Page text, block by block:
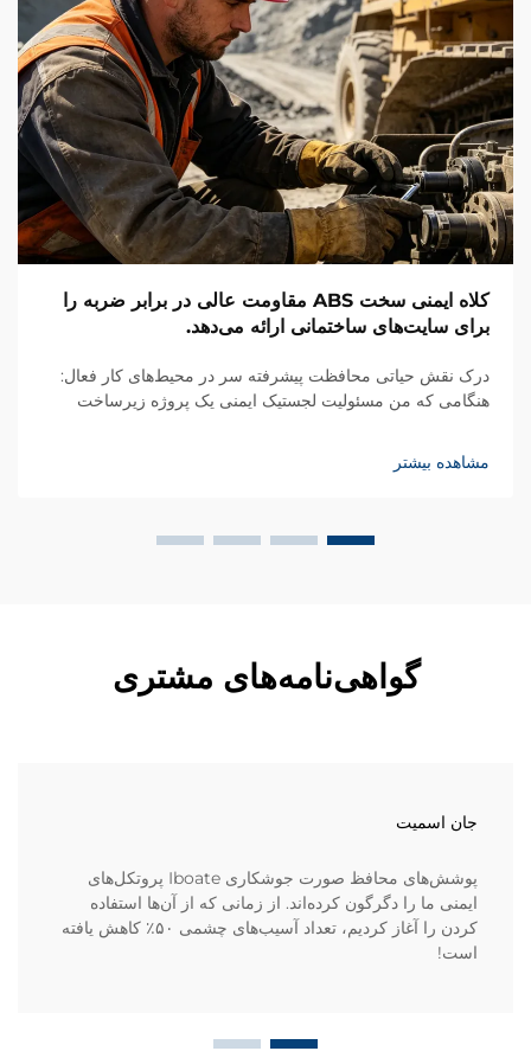
کلاه ایمنی سخت ABS مقاومت عالی در برابر ضربه را
برای سایت‌های ساختمانی ارائه می‌دهد.
درک نقش حیاتی محافظت پیشرفته سر در محیط‌های کار فعال:
هنگامی که من مسئولیت لجستیک ایمنی یک پروژه زیرساخت
داشتم، تیم اجرایی ما با یک چالش غیرمنتظره ایمنی مواجه شد...
مشاهده بیشتر
گواهی‌نامه‌های مشتری
جان اسمیت
پوشش‌های محافظ صورت جوشکاری Iboate پروتکل‌های
ایمنی ما را دگرگون کرده‌اند. از زمانی که از آن‌ها استفاده
کردن را آغاز کردیم، تعداد آسیب‌های چشمی ۵۰٪ کاهش یافته
است!